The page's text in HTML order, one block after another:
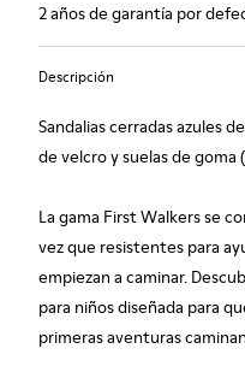
2 años de garantía por
Descripción
Sandalias cerradas azules
de velcro y suelas de goma
La gama First Walkers se
vez que resistentes para
empiezan a caminar.
para niños diseñada para
primeras aventuras